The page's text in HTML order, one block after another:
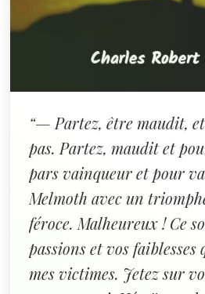
“— Partez, être maudit,
pas. Partez, maudit et
pars vainqueur et pour
Melmoth avec un
féroce. Malheureux ! Ce
passions et vos
mes victimes. Jetez sur